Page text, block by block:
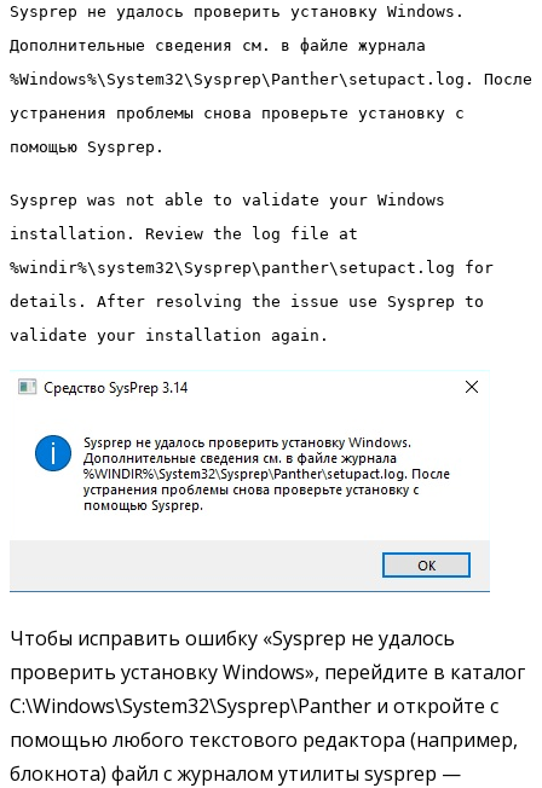
Sysprep не удалось проверить установку Windows.
Дополнительные сведения см. в файле журнала
%Windows%\System32\Sysprep\Panther\setupact.log. После
устранения проблемы снова проверьте установку с
помощью Sysprep.
Sysprep was not able to validate your Windows
installation. Review the log file at
%windir%\system32\Sysprep\panther\setupact.log for
details. After resolving the issue use Sysprep to
validate your installation again.
Чтобы исправить ошибку «Sysprep не удалось
проверить установку Windows», перейдите в каталог
C:\Windows\System32\Sysprep\Panther и откройте с
помощью любого текстового редактора (например,
блокнота) файл с журналом утилиты sysprep —